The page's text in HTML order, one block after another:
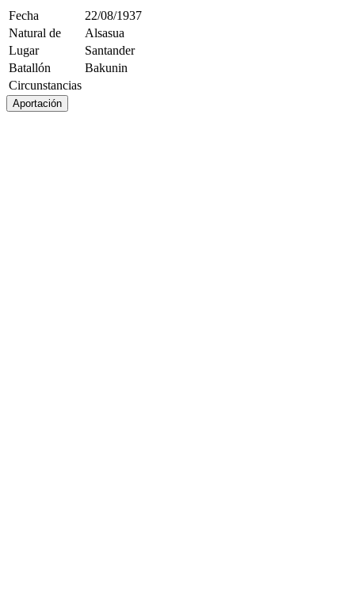
Fecha
22/08/1937
Natural de
Alsasua
Lugar
Santander
Batallón
Bakunin
Circunstancias